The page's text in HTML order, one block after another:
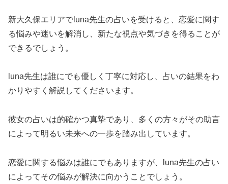
新大久保エリアでluna先生の占いを受けると、恋愛に関す
る悩みや迷いを解消し、新たな視点や気づきを得ることが
できるでしょう。
luna先生は誰にでも優しく丁寧に対応し、占いの結果をわ
かりやすく解説してくださいます。
彼女の占いは的確かつ真摯であり、多くの方々がその助言
によって明るい未来への一歩を踏み出しています。
恋愛に関する悩みは誰にでもありますが、luna先生の占い
によってその悩みが解決に向かうことでしょう。